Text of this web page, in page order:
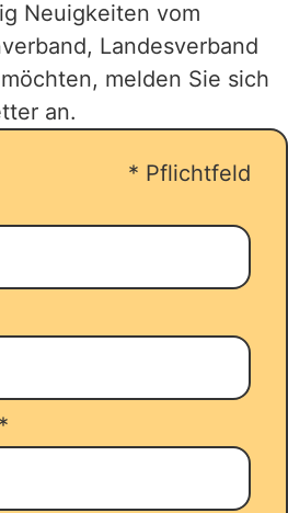
in einer
oder Familienzimmer
Ihren Urlaub und
ihren Antrag über
Neuigkeiten vom
Landesverband
melden Sie sich
an.
* Pflichtfeld
*